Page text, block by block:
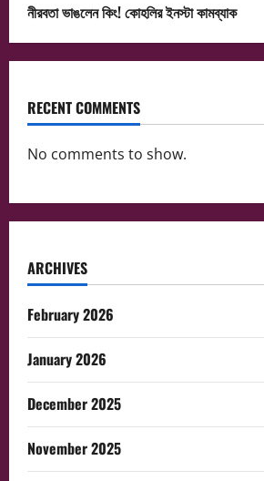
নীরবতা ভাঙলেন কিং! কোহলির ইনস্টা কামব্যাক
RECENT COMMENTS
No comments to show.
ARCHIVES
February 2026
January 2026
December 2025
November 2025